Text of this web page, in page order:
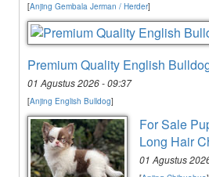
[Anjing Gembala Jerman / Herder]
Premium Quality English
01 Agustus 2026 - 09:37
[Anjing English Bulldog]
For Sale
Long Hair
01 Agustus